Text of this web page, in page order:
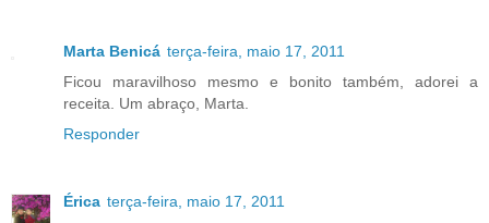
Marta Benicá terça-feira, maio 17, 2011
Ficou maravilhoso mesmo e bonito também, adorei a
receita. Um abraço, Marta.
Responder
Érica terça-feira, maio 17, 2011